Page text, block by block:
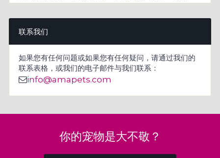
联系我们
如果您有任何问题或如果您有任何疑问，请通过我们的
联系表格，或我们的电子邮件与我们联系：
info@amapets.com
你的宠物是大不敬？